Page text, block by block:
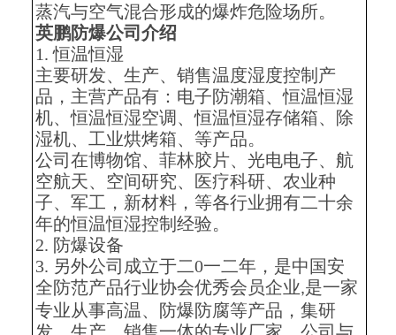
蒸汽与空气混合形成的爆炸危险场所。
英鹏防爆公司介绍
1.恒温恒湿
主要研发、生产、销售温度湿度控制产
品，主营产品有：电子防潮箱、恒温恒湿
机、恒温恒湿空调、恒温恒湿存储箱、除
湿机、工业烘烤箱、等产品。
公司在博物馆、菲林胶片、光电电子、航
空航天、空间研究、医疗科研、农业种
子、军工，新材料，等各行业拥有二十余
年的恒温恒湿控制经验。
2. 防爆设备
3. 另外公司成立于二0一二年，是中国安
全防范产品行业协会优秀会员企业,是一家
专业从事高温、防爆防腐等产品，集研